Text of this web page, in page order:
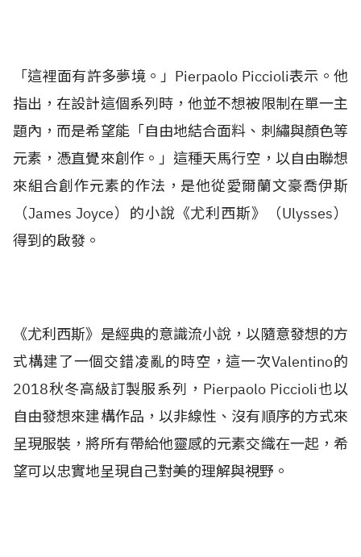
「這裡面有許多夢境。」Pierpaolo Piccioli表示。他
指出，在設計這個系列時，他並不想被限制在單一主
題內，而是希望能「自由地結合面料、刺繡與顏色等
元素，憑直覺來創作。」這種天馬行空，以自由聯想
來組合創作元素的作法，是他從愛爾蘭文豪喬伊斯
（James Joyce）的小說《尤利西斯》（Ulysses）
得到的啟發。
《尤利西斯》是經典的意識流小說，以隨意發想的方
式構建了一個交錯凌亂的時空，這一次Valentino的
2018秋冬高級訂製服系列，Pierpaolo Piccioli也以
自由發想來建構作品，以非線性、沒有順序的方式來
呈現服裝，將所有帶給他靈感的元素交織在一起，希
望可以忠實地呈現自己對美的理解與視野。